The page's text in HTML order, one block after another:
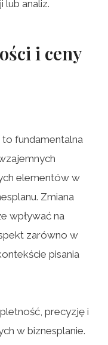
lub analiz.
i ceny
fundamentalna
elementów w
Zmiana
wpływać na
zarówno w
pisania
precyzję i
w biznesplanie.